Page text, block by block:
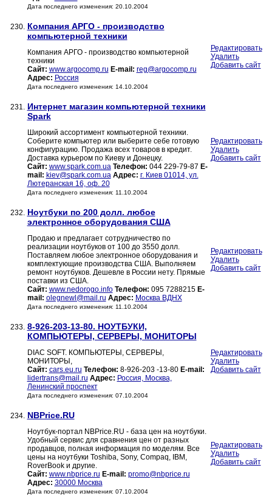
Дата последнего изменения: 20.10.2004
230. Компания АРГО - производство
компьютерной техники
Компания АРГО - производство компьютерной
техники
Сайт: www.argocomp.ru E-mail: reg@argocomp.ru
Адрес: Россия
Дата последнего изменения: 14.10.2004
Редактировать
Удалить
Добавить сайт
231. Интернет магазин компьютерной техники
Spark
Широкий ассортимент компьютерной техники.
Соберите компьютер или выберите себе готовую
конфигурацию. Продажа всех товаров в кредит.
Доставка курьером по Киеву и Донецку.
Сайт: www.spark.com.ua Телефон: 044 229-79-87 E-
mail: kiev@spark.com.ua Адрес: г. Киев 01014, ул.
Лютеранская 16, оф. 20
Дата последнего изменения: 11.10.2004
Редактировать
Удалить
Добавить сайт
232. Ноутбуки по 200 долл. любое
электронное оборудования США
Продаю и предлагает сотрудничество по
реализации ноутбуков от 100 до 3550 долл.
Поставляем любое электронное оборудования и
комплектующие производства США. Выполняем
ремонт ноутбуков. Дешевле в России нету. Прямые
поставки из США.
Сайт: www.nedorogo.info Телефон: 095 7288215 E-
mail: olegnewl@mail.ru Адрес: Москва ВДНХ
Дата последнего изменения: 11.10.2004
Редактировать
Удалить
Добавить сайт
233. 8-926-203-13-80. НОУТБУКИ,
КОМПЬЮТЕРЫ, СЕРВЕРЫ, МОНИТОРЫ
DIAC SOFT. КОМПЬЮТЕРЫ, СЕРВЕРЫ,
МОНИТОРЫ,
Сайт: cars.eu.ru Телефон: 8-926-203 -13-80 E-mail:
lidertrans@mail.ru Адрес: Россия, Москва,
Ленинский проспект
Дата последнего изменения: 07.10.2004
Редактировать
Удалить
Добавить сайт
234. NBPrice.RU
Ноутбук-портал NBPrice.RU - база цен на ноутбуки.
Удобный сервис для сравнения цен от разных
продавцов, полная информация по моделям. Все
цены на ноутбуки Toshiba, Sony, Compaq, IBM,
RoverBook и другие.
Сайт: www.nbprice.ru E-mail: promo@nbprice.ru
Адрес: 30000 Москва
Дата последнего изменения: 07.10.2004
Редактировать
Удалить
Добавить сайт